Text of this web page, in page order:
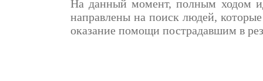
На данный момент, полным ходом
направлены на поиск людей,
оказание помощи пострадавшим в